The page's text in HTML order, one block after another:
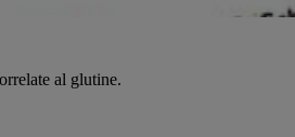
al glutine.